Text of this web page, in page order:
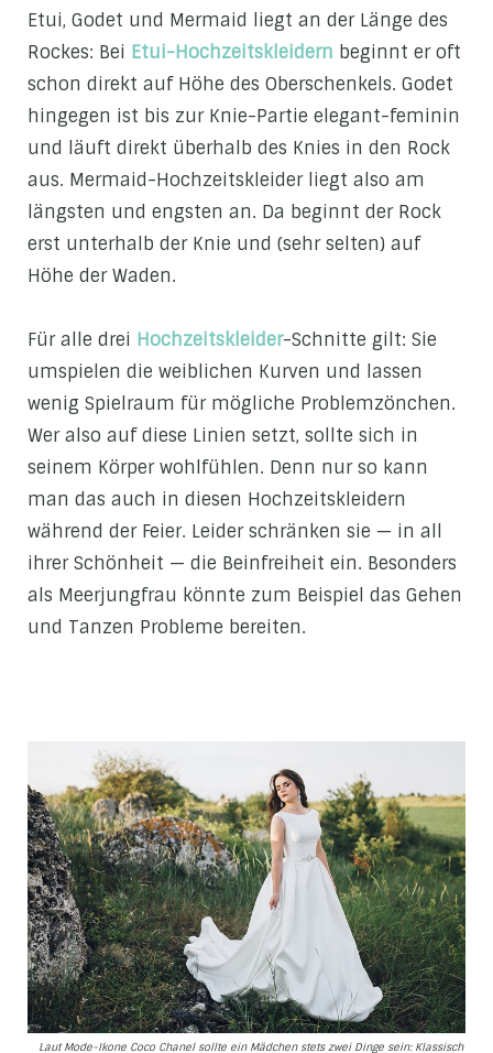
Etui, Godet und Mermaid liegt an der Länge des
Rockes: Bei Etui-Hochzeitskleidern beginnt er oft
schon direkt auf Höhe des Oberschenkels. Godet
hingegen ist bis zur Knie-Partie elegant-feminin
und läuft direkt überhalb des Knies in den Rock
aus. Mermaid-Hochzeitskleider liegt also am
längsten und engsten an. Da beginnt der Rock
erst unterhalb der Knie und (sehr selten) auf
Höhe der Waden.
Für alle drei Hochzeitskleider-Schnitte gilt: Sie
umspielen die weiblichen Kurven und lassen
wenig Spielraum für mögliche Problemzönchen.
Wer also auf diese Linien setzt, sollte sich in
seinem Körper wohlfühlen. Denn nur so kann
man das auch in diesen Hochzeitskleidern
während der Feier. Leider schränken sie — in all
ihrer Schönheit — die Beinfreiheit ein. Besonders
als Meerjungfrau könnte zum Beispiel das Gehen
und Tanzen Probleme bereiten.
Laut Mode-Ikone Coco Chanel sollte ein Mädchen stets zwei Dinge sein: Klassisch